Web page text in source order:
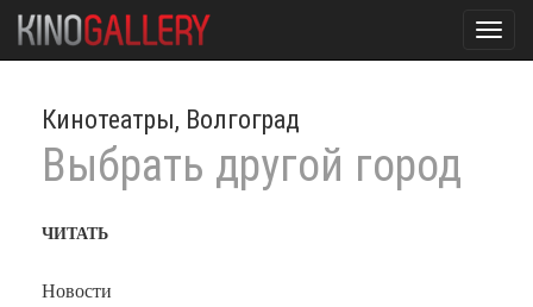
Кинотеатры, Волгоград
Выбрать другой город
ЧИТАТЬ
Новости